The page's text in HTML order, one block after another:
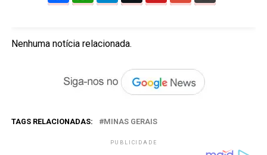
Nenhuma notícia relacionada.
TAGS RELACIONADAS: MINAS GERAIS
PUBLICIDADE